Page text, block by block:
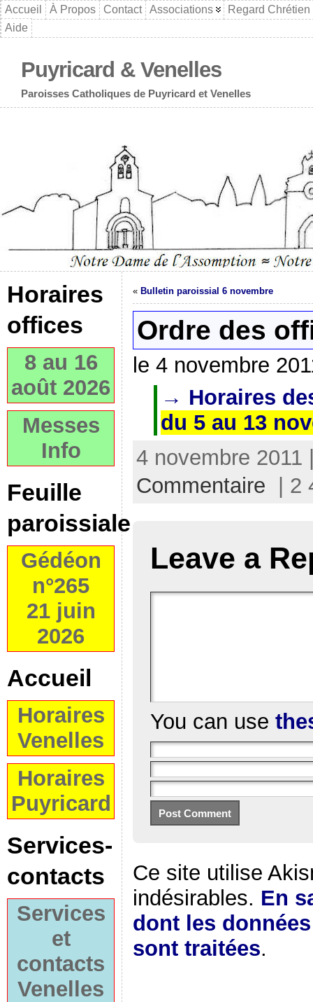
Accueil À Propos Contact Associations
Regard Chrétien
Aide
Puyricard & Venelles
Paroisses Catholiques de Puyricard et Venelles
Horaires
offices
8 au 16
août 2026
Messes
Info
Feuille
paroissiale
Gédéon
n°265
21 juin
2026
Accueil
Horaires
Venelles
Horaires
Puyricard
Services-
contacts
Services
et
contacts
Venelles
« Bulletin paroissial 6 novembre
Ordre des
le 4 novembre
→ Horaires
du 5 au 13
4 novembre
Commentaire | 2
Leave a
You can use
Ce site utilise
indésirables. En
dont les
sont traitées.